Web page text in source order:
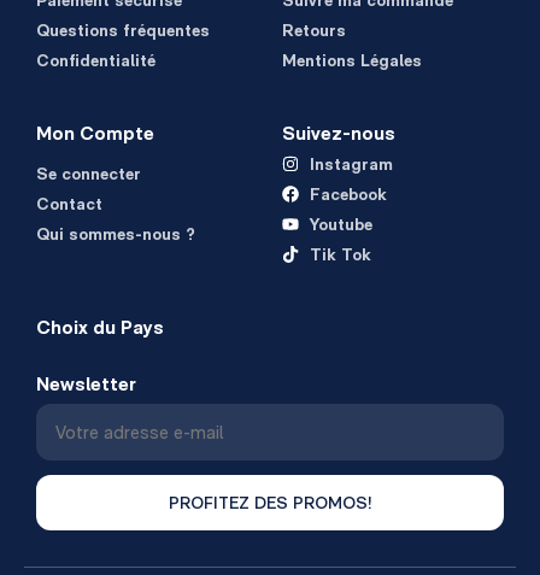
Questions fréquentes
Confidentialité
Retours
Mentions Légales
Mon Compte
Se connecter
Contact
Qui sommes-nous ?
Suivez-nous
Instagram
Facebook
Youtube
Tik Tok
Choix du Pays
Newsletter
PROFITEZ DES PROMOS!